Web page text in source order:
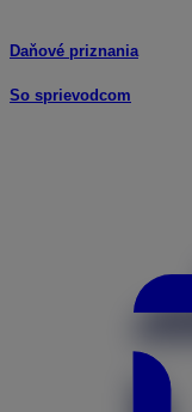
Daňové priznania
So sprievodcom